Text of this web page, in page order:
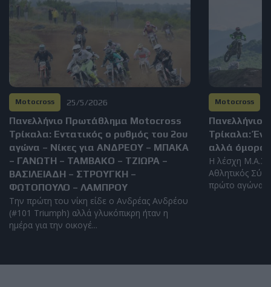
Motocross 25/5/2026
Πανελλήνιο Πρωτάθλημα Motocross
Τρίκαλα: Εντατικός ο ρυθμός του 2ου
αγώνα – Νίκες για ΑΝΔΡΕΟΥ – ΜΠΑΚΑ
– ΓΑΝΩΤΗ – ΤΑΜΒΑΚΟ – ΤΖΙΩΡΑ –
ΒΑΣΙΛΕΙΑΔΗ – ΣΤΡΟΥΓΚΗ –
ΦΩΤΟΠΟΥΛΟ – ΛΑΜΠΡΟΥ
Την πρώτη του νίκη είδε ο Ανδρέας Ανδρέου
(#101 Triumph) αλλά γλυκόπικρη ήταν η
ημέρα για την οικογέ...
Motocross
Τρίκαλα:
αλλά
Η λέσχη
Αθλητικός
πρώτο αγώνα